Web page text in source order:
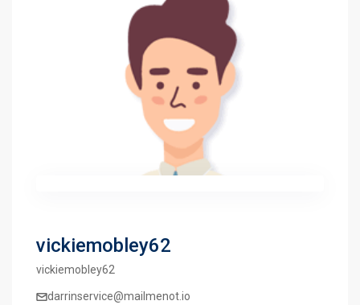
vickiemobley62
vickiemobley62
darrinservice@mailmenot.io